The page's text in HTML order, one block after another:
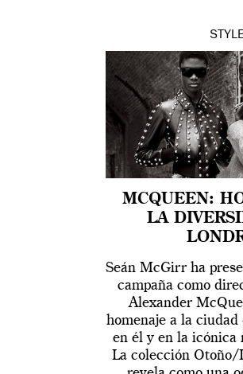
MCQUEEN:
LA
Seán McGirr ha
campaña como
Alexander
homenaje a la
en él y en la icónica
La colección Otoño/